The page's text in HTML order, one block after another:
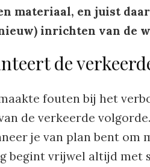
materiaal, en juist
inrichten van de
de
fouten bij het
de verkeerde
je van plan bent om
begint vrijwel altijd met